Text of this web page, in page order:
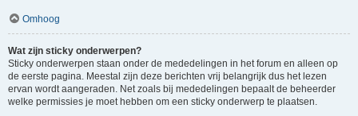
Omhoog
Wat zijn sticky onderwerpen?
Sticky onderwerpen staan onder de mededelingen in het forum en alleen op
de eerste pagina. Meestal zijn deze berichten vrij belangrijk dus het lezen
ervan wordt aangeraden. Net zoals bij mededelingen bepaalt de beheerder
welke permissies je moet hebben om een sticky onderwerp te plaatsen.